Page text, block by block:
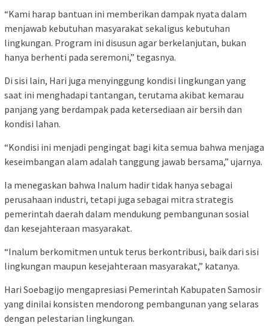
“Kami harap bantuan ini memberikan dampak nyata dalam
menjawab kebutuhan masyarakat sekaligus kebutuhan
lingkungan. Program ini disusun agar berkelanjutan, bukan
hanya berhenti pada seremoni,” tegasnya.
Di sisi lain, Hari juga menyinggung kondisi lingkungan yang
saat ini menghadapi tantangan, terutama akibat kemarau
panjang yang berdampak pada ketersediaan air bersih dan
kondisi lahan.
“Kondisi ini menjadi pengingat bagi kita semua bahwa menjaga
keseimbangan alam adalah tanggung jawab bersama,” ujarnya.
Ia menegaskan bahwa Inalum hadir tidak hanya sebagai
perusahaan industri, tetapi juga sebagai mitra strategis
pemerintah daerah dalam mendukung pembangunan sosial
dan kesejahteraan masyarakat.
“Inalum berkomitmen untuk terus berkontribusi, baik dari sisi
lingkungan maupun kesejahteraan masyarakat,” katanya.
Hari Soebagijo mengapresiasi Pemerintah Kabupaten Samosir
yang dinilai konsisten mendorong pembangunan yang selaras
dengan pelestarian lingkungan.